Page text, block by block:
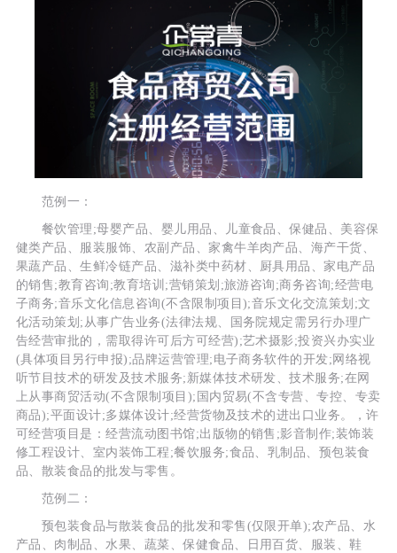
范例一：
餐饮管理;母婴产品、婴儿用品、儿童食品、保健品、美容保
健类产品、服装服饰、农副产品、家禽牛羊肉产品、海产干货、
果蔬产品、生鲜冷链产品、滋补类中药材、厨具用品、家电产品
的销售;教育咨询;教育培训;营销策划;旅游咨询;商务咨询;经营电
子商务;音乐文化信息咨询(不含限制项目);音乐文化交流策划;文
化活动策划;从事广告业务(法律法规、国务院规定需另行办理广
告经营审批的，需取得许可后方可经营);艺术摄影;投资兴办实业
(具体项目另行申报);品牌运营管理;电子商务软件的开发;网络视
听节目技术的研发及技术服务;新媒体技术研发、技术服务;在网
上从事商贸活动(不含限制项目);国内贸易(不含专营、专控、专卖
商品);平面设计;多媒体设计;经营货物及技术的进出口业务。，许
可经营项目是：经营流动图书馆;出版物的销售;影音制作;装饰装
修工程设计、室内装饰工程;餐饮服务;食品、乳制品、预包装食
品、散装食品的批发与零售。
范例二：
预包装食品与散装食品的批发和零售(仅限开单);农产品、水
产品、肉制品、水果、蔬菜、保健食品、日用百货、服装、鞋